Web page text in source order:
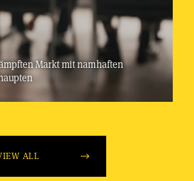
Markt mit namhaften
ALL